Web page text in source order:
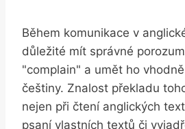
Během komunikace v
důležité mít správné
"complain" a umět ho
češtiny. Znalost překladu
nejen při čtení anglických
psaní vlastních textů či